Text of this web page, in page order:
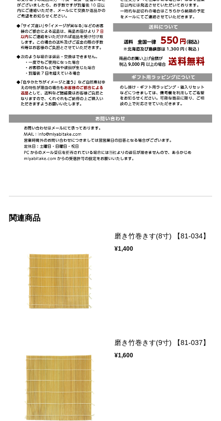
関連商品
磨き竹巻きす(8寸) 【81-034】
¥1,400
磨き竹巻きす(9寸) 【81-037】
¥1,600